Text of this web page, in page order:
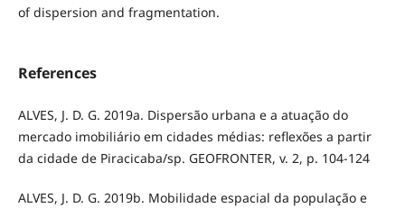
of dispersion and fragmentation.
References
ALVES, J. D. G. 2019a. Dispersão urbana e a atuação do
mercado imobiliário em cidades médias: reflexões a partir
da cidade de Piracicaba/sp. GEOFRONTER, v. 2, p. 104-124
ALVES, J. D. G. 2019b. Mobilidade espacial da população e